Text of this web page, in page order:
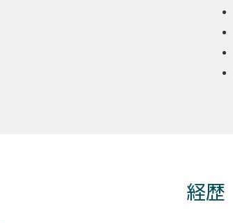
経歴